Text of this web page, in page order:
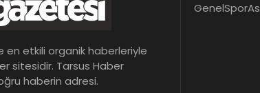
en etkili organik haberleriyle
sitesidir. Tarsus Haber
haberin adresi.
GenelSpor